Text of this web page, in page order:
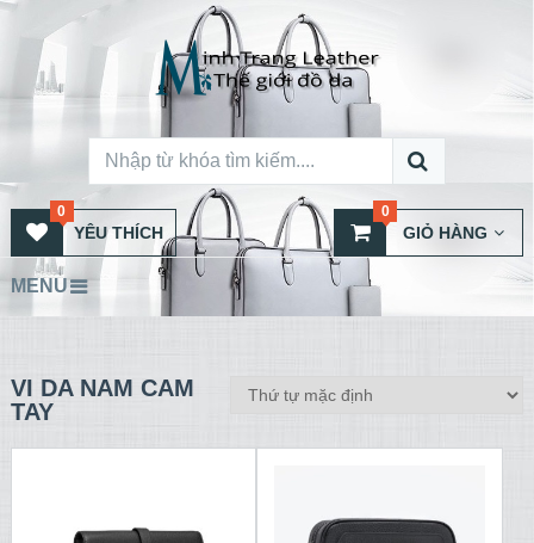
YÊU THÍCH
0
GIỎ HÀNG
0
MENU
VI DA NAM CAM
TAY